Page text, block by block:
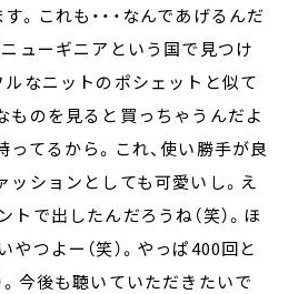
。これも・・・なんであげるんだ
ニューギニアという国で見つけ
なニットのポシェットと似て
ものを見ると買っちゃうんだよ
ってるから。これ、使い勝手が良
ッションとしても可愛いし。え
トで出したんだろうね（笑）。ほ
やつよー（笑）。やっぱ400回と
。今後も聴いていただきたいで